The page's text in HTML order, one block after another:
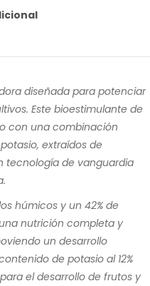
diseñada para potenciar
Este bioestimulante de
con una combinación
extraídos de
tecnología de vanguardia
húmicos y un 42% de
nutrición completa y
un desarrollo
de potasio al 12%
el desarrollo de frutos y